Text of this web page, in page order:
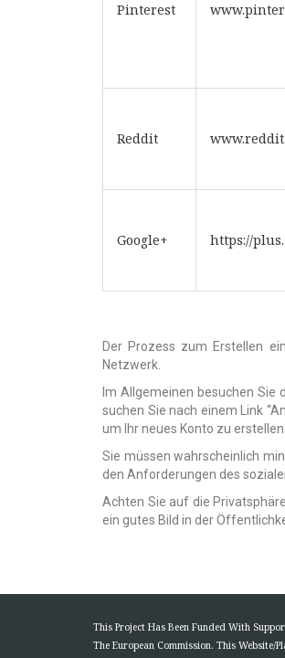
Pinterest
Reddit
Google+ https://
Der Prozess zum Erstellen
Netzwerk.
Im Allgemeinen besuchen Sie
suchen Sie nach einem Link
um Ihr neues Konto zu erstellen.
Sie müssen wahrscheinlich
den Anforderungen des
Achten Sie auf die
ein gutes Bild in der
This Project Has Been Funded With
The European Commission. This Website/